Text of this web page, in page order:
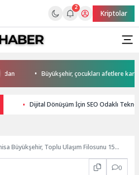
2
Kriptolar
Büyükşehir, çocukları afetlere karşı
Dijital Dönüşüm İçin SEO Odaklı
Büyükşehir, Toplu Ulaşım Filosunu 15
0